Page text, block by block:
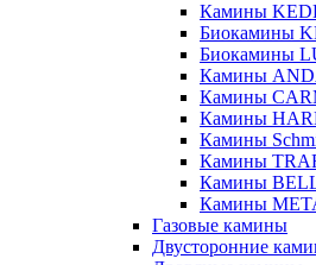
Камины
Биокамины
Биокамины
Камины
Камины
Камины
Камины
Камины
Камины
Камины
Газовые камины
Двусторонние